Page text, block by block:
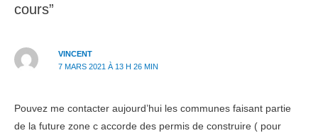
cours”
VINCENT
7 MARS 2021 À 13 H 26 MIN
Pouvez me contacter aujourd’hui les communes faisant partie
de la future zone c accorde des permis de construire ( pour